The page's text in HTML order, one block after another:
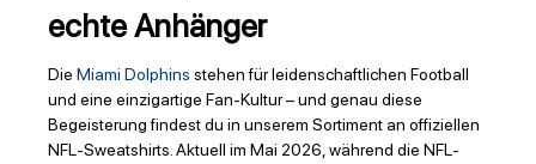
echte Anhänger
Die Miami Dolphins stehen für leidenschaftlichen Football
und eine einzigartige Fan-Kultur – und genau diese
Begeisterung findest du in unserem Sortiment an offiziellen
NFL-Sweatshirts. Aktuell im Mai 2026, während die NFL-